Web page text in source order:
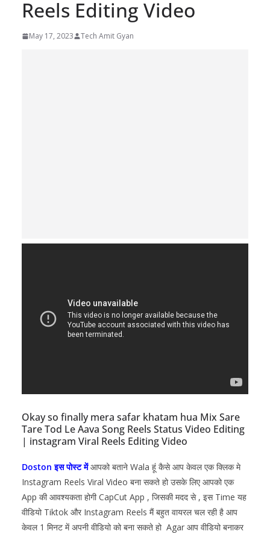
Reels Editing Video
May 17, 2023 Tech Amit Gyan
Okay so finally mera safar khatam hua Mix Sare
Tare Tod Le Aava Song Reels Status Video Editing
| instagram Viral Reels Editing Video
Doston इस पोस्ट मेंआपको बताने Wala हूं कैसे आप केवल एक क्लिक मे
Instagram Reels Viral Video बना सकते हो उसके लिए आपको एक
App की आवश्यकता होगी CapCut App , जिसकी मदद से , इस Time यह
वीडियो Tiktok और Instagram Reels मैं बहुत वायरल चल रही है आप
केवल 1 मिनट में अपनी वीडियो को बना सकते हो Agar आप वीडियो बनाकर